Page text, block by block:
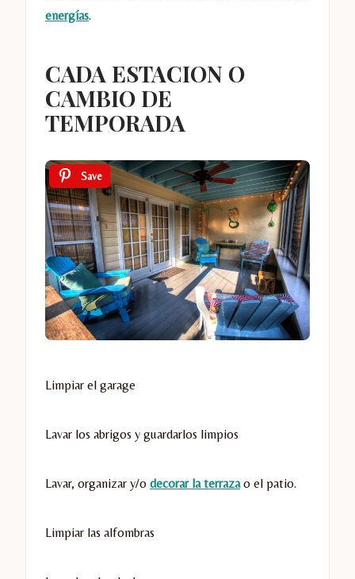
energías.
CADA ESTACION O
CAMBIO DE
TEMPORADA
Save
Limpiar el garage
Lavar los abrigos y guardarlos limpios
Lavar, organizar y/o decorar la terrazao el patio.
Limpiar las alfombras